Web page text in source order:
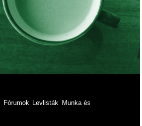
Fórumok Levlisták
Munka és